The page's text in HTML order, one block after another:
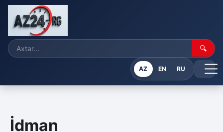
🔍
AZ EN RU
İdman